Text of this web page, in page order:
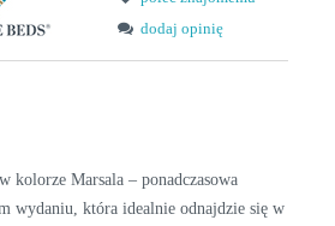
dodaj opinię
kolorze Marsala – ponadczasowa
wydaniu, która idealnie odnajdzie się w